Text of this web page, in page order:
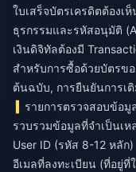
ใบเสร็จบัตรเครดิตต้องเ
ธุรกรรมและรหัสอนุมัติ
เงินดิจิทัลต้องมี
สำหรับการซื้อด้วยบัตรข
ต้นฉบับ, การยืนยันการเ
รายการตรวจสอบข้อ
รวบรวมข้อมูลที่จำเป็นเห
User ID (รหัส 8-12 หลัก)
อีเมลที่ลงทะเบียน (ที่อยู่